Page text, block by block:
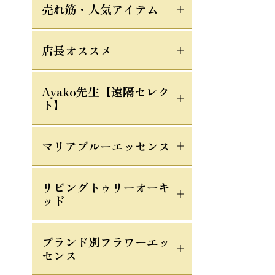
売れ筋・人気アイテム
店長オススメ
Ayako先生【遠隔セレク
ト】
マリアブルーエッセンス
リビングトゥリーオーキ
ッド
ブランド別フラワーエッ
センス